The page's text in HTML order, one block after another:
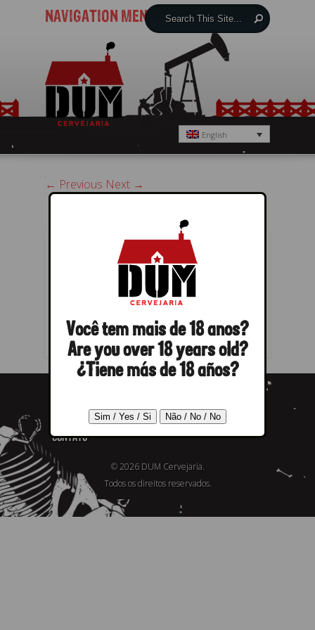
NAVIGATION MENU
English
← Previous Next →
POST A REPLY
You must belogged in to post a
CERVEJAS FIND OUR BEERS ABOUT US
BLOG
CONTATO
© 2026 DUM Cervejaria.
Todos os direitos reservados.
Você tem mais de 18 anos?
Are you over 18 years old?
¿Tiene más de 18 años?